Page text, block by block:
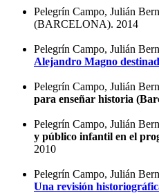
Pelegrín Campo, Julián
(BARCELONA). 2014
Pelegrín Campo, Julián
Alejandro Magno
Pelegrín Campo, Julián
para enseñar historia
Pelegrín Campo, Julián
y público infantil en el
2010
Pelegrín Campo, Julián
Una revisión